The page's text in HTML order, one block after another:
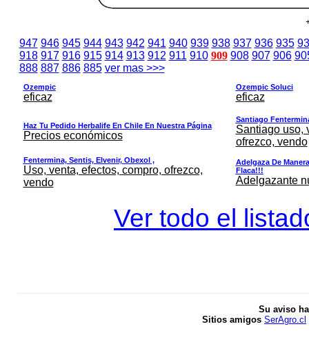
947 946 945 944 943 942 941 940 939 938 937 936 935
918 917 916 915 914 913 912 911 910 909 908 907 906
888 887 886 885 ver mas >>>
Ozempic
eficaz
Ozempic Soluci
eficaz
Haz Tu Pedido Herbalife En Chile En Nuestra Página
Precios económicos
Santiago
Santiago uso,
ofrezco, vendo
Fentermina, Sentis, Elvenir, Obexol ,
Uso, venta, efectos, compro, ofrezco,
vendo
Adelgaza De
Flaca!!!
Adelgazante
Ver todo el
Su aviso
Sitios amigos SerAgro.cl